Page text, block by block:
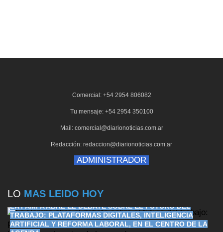
Comercial: +54 2954 806082
Tu mensaje: +54 2954 350100
Mail: comercial@diarionoticias.com.ar
Redacción: redaccion@diarionoticias.com.ar
ADMINISTRADOR
LO MAS LEIDO HOY
LA PAMPA ABRE EL DEBATE SOBRE EL FUTURO DEL
TRABAJO: PLATAFORMAS DIGITALES, INTELIGENCIA
ARTIFICIAL Y REFORMA LABORAL, EN EL CENTRO DE LA